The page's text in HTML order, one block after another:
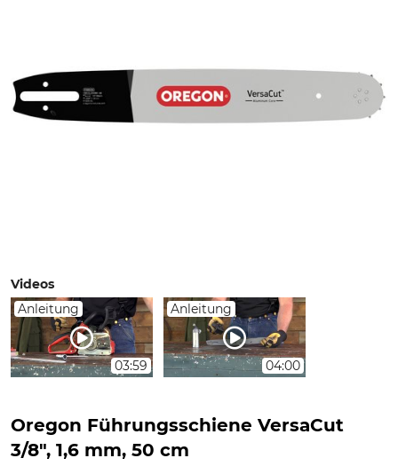
Videos
Anleitung
03:59
Anleitung
04:00
Oregon Führungsschiene VersaCut
3/8", 1,6 mm, 50 cm